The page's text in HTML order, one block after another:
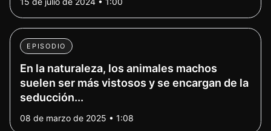
EPISODIO
En la naturaleza, los animales machos
suelen ser más vistosos y se encargan de la
seducción...
08 de marzo de 2025 • 1:08